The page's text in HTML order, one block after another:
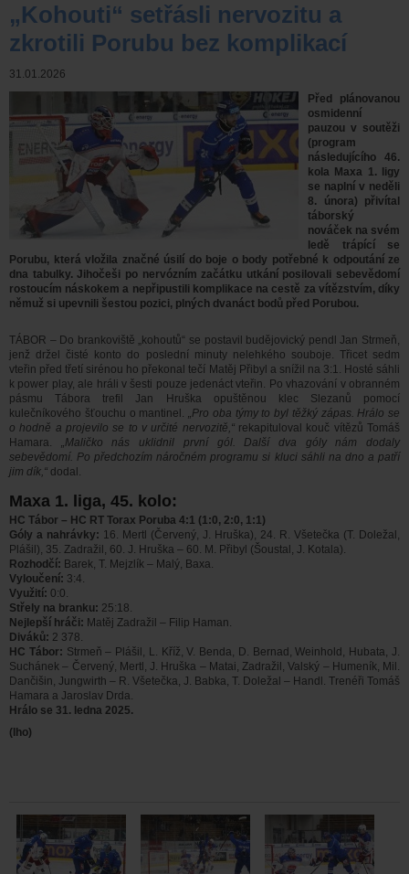
„Kohouti“ setřásli nervozitu a
zkrotili Porubu bez komplikací
31.01.2026
Před plánovanou
osmidenní
pauzou v soutěži
(program
následujícího 46.
kola Maxa 1. ligy
se naplní v neděli
8. února) přivítal
táborský
nováček na svém
ledě trápící se
Porubu, která vložila značné úsilí do boje o body potřebné k odpoutání ze
dna tabulky. Jihočeši po nervózním začátku utkání posilovali sebevědomí
rostoucím náskokem a nepřipustili komplikace na cestě za vítězstvím, díky
němuž si upevnili šestou pozici, plných dvanáct bodů před Porubou.
TÁBOR – Do brankoviště „kohoutů“ se postavil budějovický pendl Jan Strmeň,
jenž držel čisté konto do poslední minuty nelehkého souboje. Třicet sedm
vteřin před třetí sirénou ho překonal tečí Matěj Přibyl a snížil na 3:1. Hosté sáhli
k power play, ale hráli v šesti pouze jedenáct vteřin. Po vhazování v obranném
pásmu Tábora trefil Jan Hruška opuštěnou klec Slezanů pomocí
kulečníkového šťouchu o mantinel. „Pro oba týmy to byl těžký zápas. Hrálo se
o hodně a projevilo se to v určité nervozitě,“rekapituloval kouč vítězů Tomáš
Hamara. „Maličko nás uklidnil první gól. Další dva góly nám dodaly
sebevědomí. Po předchozím náročném programu si kluci sáhli na dno a patří
jim dík,“ dodal.
Maxa 1. liga, 45. kolo:
HC Tábor – HC RT Torax Poruba 4:1 (1:0, 2:0, 1:1)
Góly a nahrávky: 16. Mertl (Červený, J. Hruška), 24. R. Všetečka (T. Doležal,
Plášil), 35. Zadražil, 60. J. Hruška – 60. M. Přibyl (Šoustal, J. Kotala).
Rozhodčí: Barek, T. Mejzlík – Malý, Baxa.
Vyloučení: 3:4.
Využití: 0:0.
Střely na branku: 25:18.
Nejlepší hráči: Matěj Zadražil – Filip Haman.
Diváků: 2 378.
HC Tábor: Strmeň – Plášil, L. Kříž, V. Benda, D. Bernad, Weinhold, Hubata, J.
Suchánek – Červený, Mertl, J. Hruška – Matai, Zadražil, Valský – Humeník, Mil.
Dančišin, Jungwirth – R. Všetečka, J. Babka, T. Doležal – Handl. Trenéři Tomáš
Hamara a Jaroslav Drda.
Hrálo se 31. ledna 2025.
(lho)